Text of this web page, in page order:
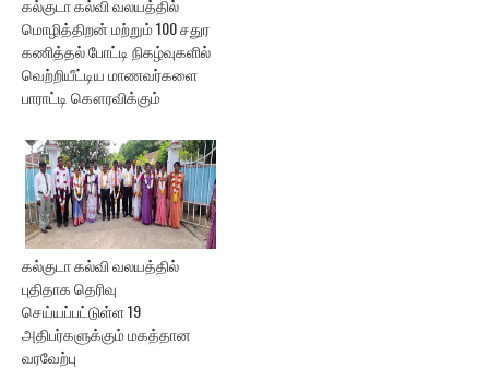
கல்குடா கல்வி வலயத்தில்
மொழித்திறன் மற்றும் 100 சதுர
கணித்தல் போட்டி நிகழ்வுகளில்
வெற்றியீட்டிய மாணவர்களை
பாராட்டி கௌரவிக்கும்
கல்குடா கல்வி வலயத்தில்
புதிதாக தெரிவு
செய்யப்பட்டுள்ள 19
அதிபர்களுக்கும் மகத்தான
வரவேற்பு